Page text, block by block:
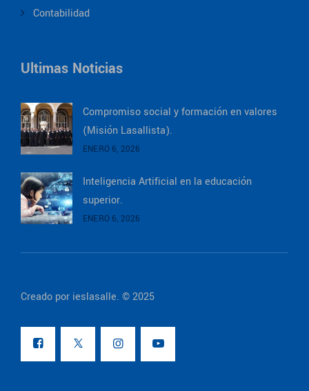
Contabilidad
Ultimas Noticias
Compromiso social y formación en valores
(Misión Lasallista).
ENERO 6, 2026
Inteligencia Artificial en la educación
superior.
ENERO 6, 2026
Creado por ieslasalle. © 2025